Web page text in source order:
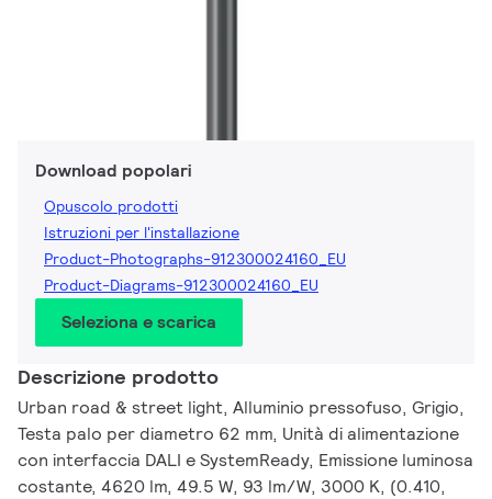
Download popolari
Opuscolo prodotti
Istruzioni per l'installazione
Product-Photographs-912300024160_EU
Product-Diagrams-912300024160_EU
Seleziona e scarica
Descrizione prodotto
Urban road & street light, Alluminio pressofuso, Grigio,
Testa palo per diametro 62 mm, Unità di alimentazione
con interfaccia DALI e SystemReady, Emissione luminosa
costante, 4620 lm, 49.5 W, 93 lm/W, 3000 K, (0.410,